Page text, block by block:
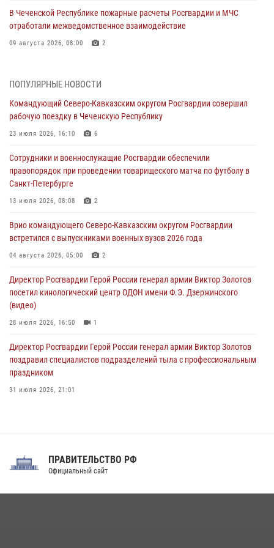
В Чеченской Республике пожарные расчеты Росгвардии и МЧС
отработали межведомственное взаимодействие
09 августа 2026, 08:00 2
определили на Кубани
В Ульяновске росгвардейцы присоединились к донорской акции
(видео)
В регионах Урала бойцам Росгвардии в зону СВО передали свежие
тиражи газет
09 августа 2026, 05:00
Росгвардейцы провели занятие по стрелковой подготовке для
воспитанников Центра детского, юношеского туризма и
краеведения Луганской Народной Республики
ПОПУЛЯРНЫЕ НОВОСТИ
Командующий Северо-Кавказским округом Росгвардии совершил
рабочую поездку в Чеченскую Республику
23 июля 2026, 16:10 6
Сотрудники и военнослужащие Росгвардии обеспечили
правопорядок при проведении товарищеского матча по футболу в
Санкт-Петербурге
13 июля 2026, 08:08 2
Врио командующего Северо-Кавказским округом Росгвардии
встретился с выпускниками военных вузов 2026 года
04 августа 2026, 05:00 2
Директор Росгвардии Герой России генерал армии Виктор Золотов
посетил кинологический центр ОДОН имени Ф.Э. Дзержинского
(видео)
28 июля 2026, 16:50 1
Директор Росгвардии Герой России генерал армии Виктор Золотов
поздравил специалистов подразделений тыла с профессиональным
праздником
31 июля 2026, 21:01
Праздник «Один день с Росгвардией» к 105-летию Центрального
ПРАВИТЕЛЬСТВО РФ
Официальный сайт